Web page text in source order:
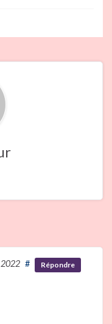
# Répondre